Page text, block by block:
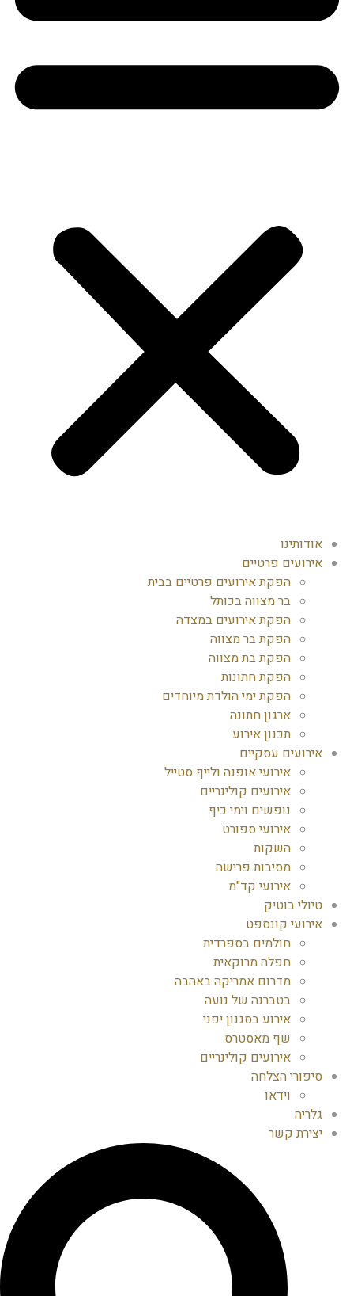
אודותינו
אירועים פרטיים
הפקת אירועים פרטיים בבית
בר מצווה בכותל
הפקת אירועים במצדה
הפקת בר מצווה
הפקת בת מצווה
הפקת חתונות
הפקת ימי הולדת מיוחדים
ארגון חתונה
תכנון אירוע
אירועים עסקיים
אירועי אופנה ולייף סטייל
אירועים קולינריים
נופשים וימי כיף
אירועי ספורט
השקות
מסיבות פרישה
אירועי קד"מ
טיולי בוטיק
אירועי קונספט
חולמים בספרדית
חפלה מרוקאית
מדרום אמריקה באהבה
בטברנה של נועה
אירוע בסגנון יפני
שף מאסטרס
אירועים קולינריים
סיפורי הצלחה
וידאו
גלריה
יצירת קשר